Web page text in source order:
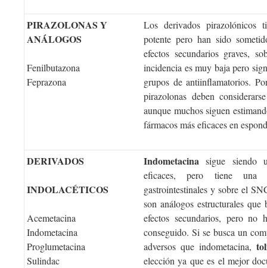
PIRAZOLONAS Y
ANÁLOGOS
Fenilbutazona
Feprazona
Los derivados pirazolónicos
potente pero han sido
efectos secundarios graves,
incidencia es muy baja pero
grupos de antiinflamatorios.
pirazolonas deben
aunque muchos siguen
fármacos más eficaces en
DERIVADOS
INDOLACÉTICOS
Acemetacina
Indometacina
Proglumetacina
Sulindac
Indometacina sigue siendo
eficaces, pero tiene una
gastrointestinales y sobre el
son análogos estructurales
efectos secundarios, pero
conseguido. Si se busca un
adversos que indometacina,
elección ya que es el mejor